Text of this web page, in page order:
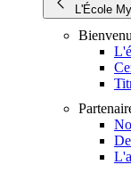
L'École